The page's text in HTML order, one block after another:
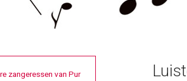
zangeressen van Pur